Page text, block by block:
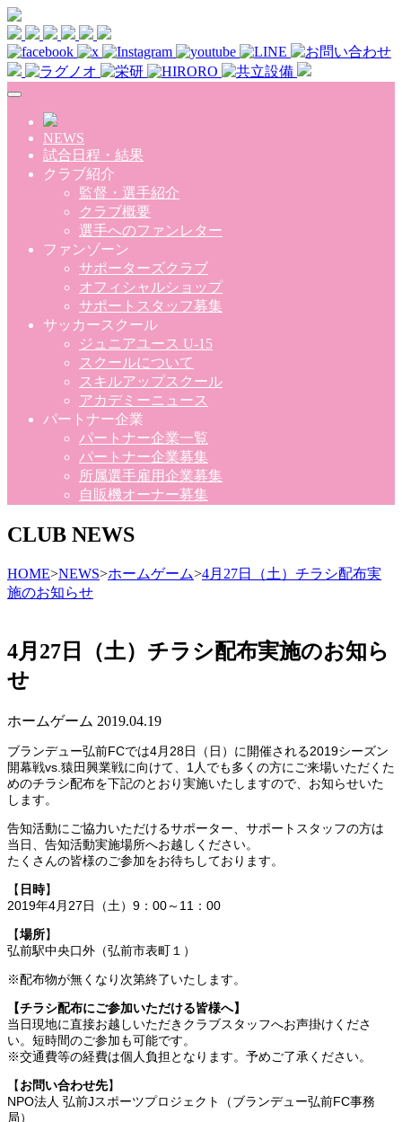
Skip to main content
NEWS
試合日程・結果
クラブ紹介
監督・選手紹介
クラブ概要
選手へのファンレター
ファンゾーン
サポーターズクラブ
オフィシャルショップ
サポートスタッフ募集
サッカースクール
ジュニアユース U-15
スクールについて
スキルアップスクール
アカデミーニュース
パートナー企業
パートナー企業一覧
パートナー企業募集
所属選手雇用企業募集
自販機オーナー募集
CLUB NEWS
HOME>NEWS>ホームゲーム>4月27日（土）チラシ配布実
施のお知らせ
4月27日（土）チラシ配布実施のお知ら
せ
ホームゲーム 2019.04.19
ブランデュー弘前FCでは4月28日（日）に開催される2019シーズン
開幕戦vs.猿田興業戦に向けて、1人でも多くの方にご来場いただくた
めのチラシ配布を下記のとおり実施いたしますので、お知らせいた
します。
告知活動にご協力いただけるサポーター、サポートスタッフの方は
当日、告知活動実施場所へお越しください。
たくさんの皆様のご参加をお待ちしております。
【 日時】
2019年4月27日（土）9：00～11：00
【場所】
弘前駅中央口外（弘前市表町１）
※配布物が無くなり次第終了いたします。
【チラシ配布にご参加いただける皆様へ】
当日現地に直接お越しいただきクラブスタッフへお声掛けくださ
い。短時間のご参加も可能です。
※交通費等の経費は個人負担となります。予めご了承ください。
【お問い合わせ先】
NPO法人 弘前Jスポーツプロジェクト（ブランデュー弘前FC事務
局）